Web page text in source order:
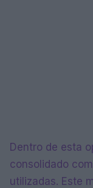
Dentro de esta
consolidado
utilizadas. Este